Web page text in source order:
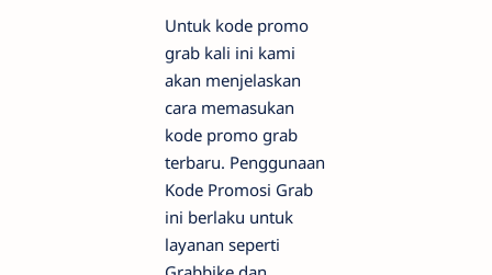
Untuk kode promo
grab kali ini kami
akan menjelaskan
cara memasukan
kode promo grab
terbaru. Penggunaan
Kode Promosi Grab
ini berlaku untuk
layanan seperti